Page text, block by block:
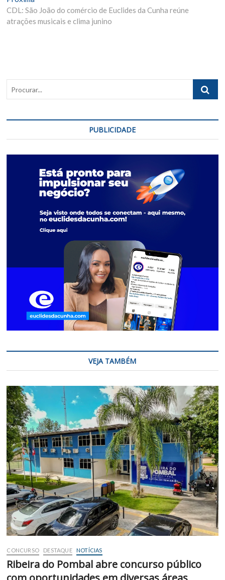
Materia:
CDL: São João do comércio de Euclides da Cunha reúne
atrações musicais e clima junino
PUBLICIDADE
VEJA TAMBÉM
CONCURSO DESTAQUE NOTÍCIAS
Ribeira do Pombal abre concurso público